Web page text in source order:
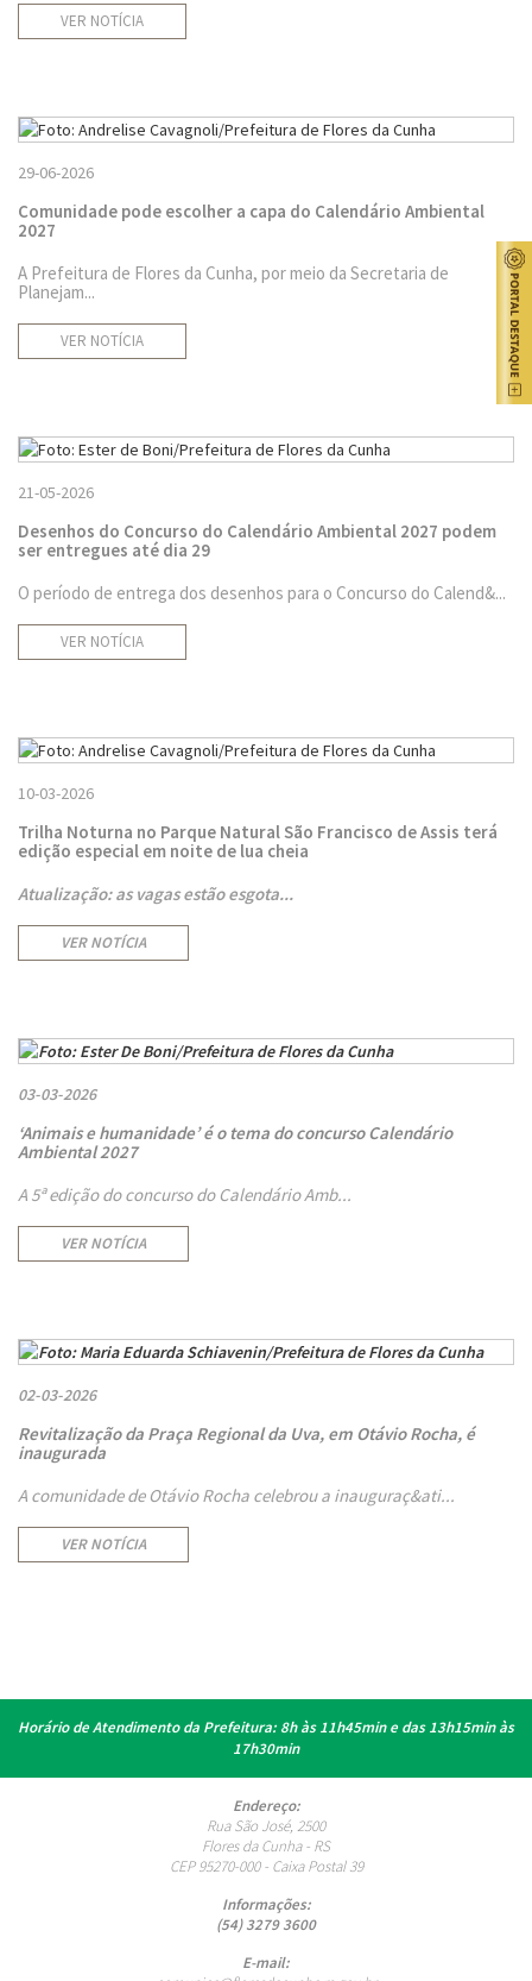
VER NOTÍCIA
29-06-2026
Comunidade pode escolher a capa do Calendário Ambiental
2027
A Prefeitura de Flores da Cunha, por meio da Secretaria de
Planejam...
VER NOTÍCIA
21-05-2026
Desenhos do Concurso do Calendário Ambiental 2027 podem
ser entregues até dia 29
O período de entrega dos desenhos para o Concurso do Calend&...
VER NOTÍCIA
10-03-2026
Trilha Noturna no Parque Natural São Francisco de Assis terá
edição especial em noite de lua cheia
Atualização: as vagas estão esgota...
VER NOTÍCIA
03-03-2026
‘Animais e humanidade’ é o tema do concurso Calendário
Ambiental 2027
A 5ª edição do concurso do Calendário Amb...
VER NOTÍCIA
02-03-2026
Revitalização da Praça Regional da Uva, em Otávio Rocha, é
inaugurada
A comunidade de Otávio Rocha celebrou a inauguraç&ati...
VER NOTÍCIA
Horário de Atendimento da Prefeitura: 8h às 11h45min e das 13h15min às
17h30min
Endereço:
Rua São José, 2500
Flores da Cunha - RS
CEP 95270-000 - Caixa Postal 39
Informações:
(54) 3279 3600
E-mail: